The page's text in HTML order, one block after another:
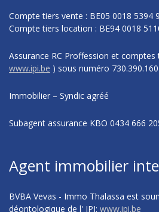
Compte tiers vente : BE05 0018 5394
Compte tiers location : BE94 0018
Assurance RC Proffession et comptes
www.ipi.be ) sous numéro
Immobilier – Syndic agréé
Subagent assurance KBO 0434 666
Agent immobilier
BVBA Vevas - Immo Thalassa est
déontologique de l' IPI: www.ipi.be